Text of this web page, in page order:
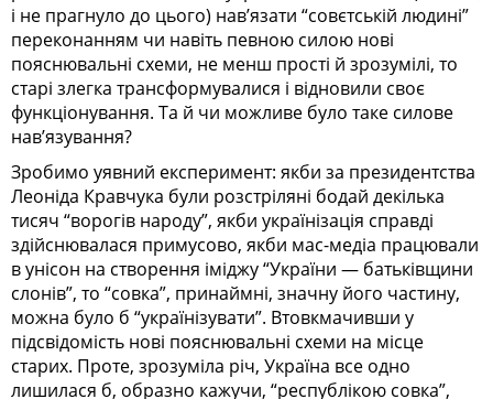
і не прагнуло до цього) нав’язати “совєтській людині”
переконанням чи навіть певною силою нові
пояснювальні схеми, не менш прості й зрозумілі, то
старі злегка трансформувалися і відновили своє
функціонування. Та й чи можливе було таке силове
нав’язування?
Зробимо уявний експеримент: якби за президентства
Леоніда Кравчука були розстріляні бодай декілька
тисяч “ворогів народу”, якби українізація справді
здійснювалася примусово, якби мас-медіа працювали
в унісон на створення іміджу “України — батьківщини
слонів”, то “совка”, принаймні, значну його частину,
можна було б “українізувати”. Втовкмачивши у
підсвідомість нові пояснювальні схеми на місце
старих. Проте, зрозуміла річ, Україна все одно
лишилася б, образно кажучи, “республікою совка”,